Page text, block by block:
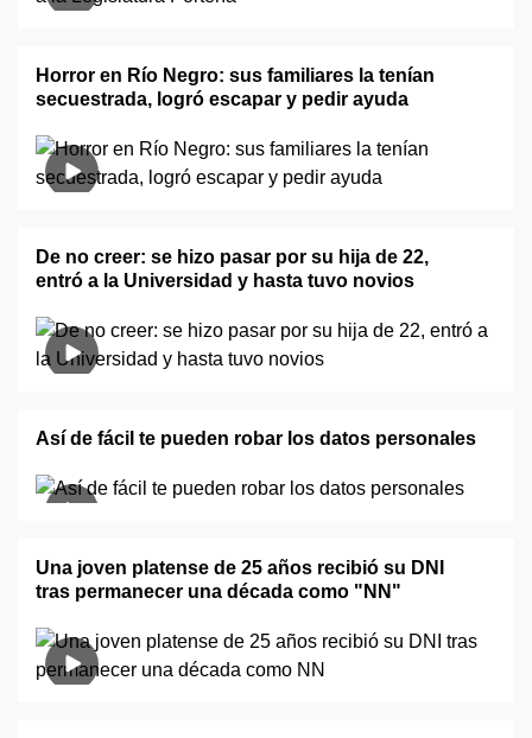
Horror en Río Negro: sus familiares la tenían
secuestrada, logró escapar y pedir ayuda
De no creer: se hizo pasar por su hija de 22,
entró a la Universidad y hasta tuvo novios
Así de fácil te pueden robar los datos personales
Una joven platense de 25 años recibió su DNI
tras permanecer una década como "NN"